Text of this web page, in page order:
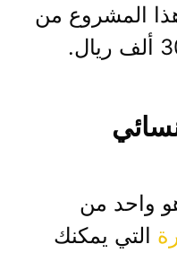
هذا المشروع من
واحد من
التي يمكنك